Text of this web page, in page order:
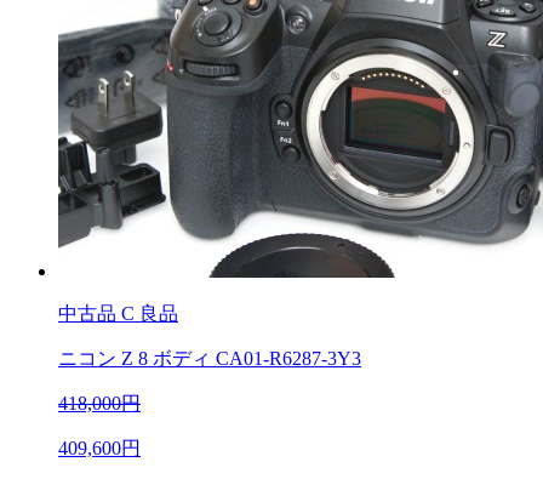
中古品 C 良品
ニコン Z 8 ボディ CA01-R6287-3Y3
418,000円
409,600円